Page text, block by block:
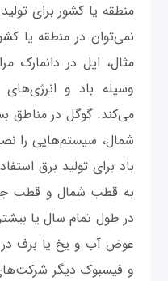
منطقه یا کشور برای
نمی‌توان در منطقه یا
مثال، اپل در دانمارک
وسیله باد و انرژی‌های
می‌کند. گوگل در مناطق
شمال، سیستم‌هایی را
باد برای تولید برق
به قطب شمال و قطب
در طول تمام سال یا
عوض آب و یخ یا برف
و فیسبوک دیگر